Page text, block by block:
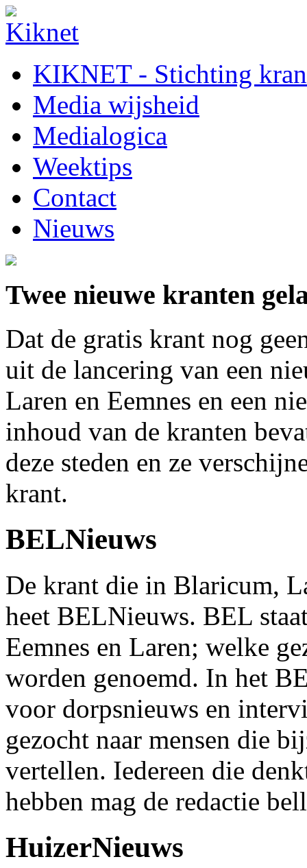
KIKNET - Stichting
Media wijsheid
Medialogica
Weektips
Contact
Nieuws
Twee nieuwe kranten
Dat de gratis krant nog
uit de lancering van een
Laren en Eemnes en een
inhoud van de kranten
deze steden en ze
krant.
BELNieuws
De krant die in Blaricum,
heet BELNieuws. BEL
Eemnes en Laren; welke
worden genoemd. In het
voor dorpsnieuws en
gezocht naar mensen die
vertellen. Iedereen die
hebben mag de redactie
HuizerNieuws